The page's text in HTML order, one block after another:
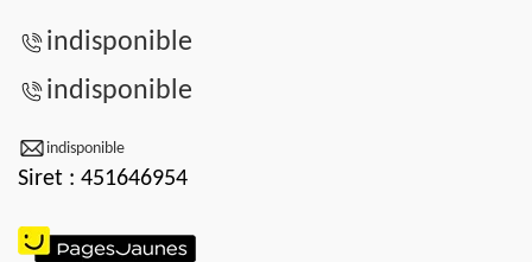
indisponible
indisponible
indisponible
Siret : 451646954